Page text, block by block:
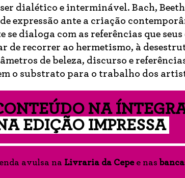
dialético e interminável. Bach,
expressão ante a criação
se dialoga com as referências que
de recorrer ao hermetismo, à
de beleza, discurso e
o substrato para o trabalho dos
NA
EDIÇÃO IMPRESSA
avulsa na Livraria da Cepee nas